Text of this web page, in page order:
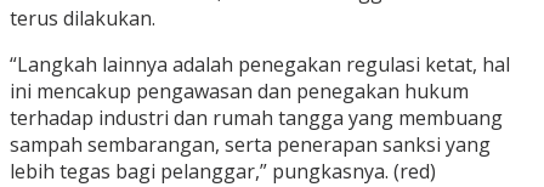
terus dilakukan.
“Langkah lainnya adalah penegakan regulasi ketat, hal
ini mencakup pengawasan dan penegakan hukum
terhadap industri dan rumah tangga yang membuang
sampah sembarangan, serta penerapan sanksi yang
lebih tegas bagi pelanggar,” pungkasnya. (red)